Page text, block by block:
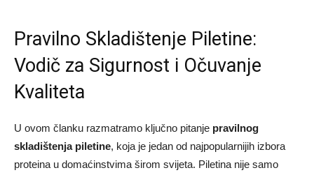
Pravilno Skladištenje Piletine:
Vodič za Sigurnost i Očuvanje
Kvaliteta
U ovom članku razmatramo ključno pitanje pravilnog
skladištenja piletine, koja je jedan od najpopularnijih izbora
proteina u domaćinstvima širom svijeta. Piletina nije samo